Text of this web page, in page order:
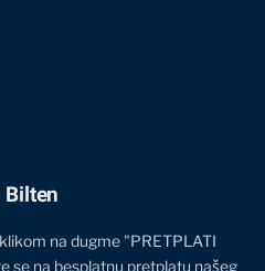
Bilten
na dugme "PRETPLATI
se na besplatnu pretplatu našeg